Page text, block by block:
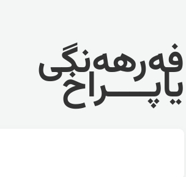
فەرهەنگی
یاپــــراخ